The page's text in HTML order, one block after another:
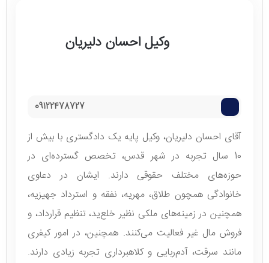
وکیل احسان دلیریان
09122478727
آقای احسان دلیریان، وکیل پایه یک دادگستری با بیش از
10 سال تجربه در شهر قدس، تخصص گسترده‌ای در
حوزه‌های مختلف حقوقی دارند. ایشان در دعاوی
خانوادگی همچون طلاق، مهریه، نفقه و استرداد جهیزیه،
همچنین در زمینه‌های ملکی نظیر خلع‌ید، تنظیم قرارداد، و
فروش مال غیر فعالیت می‌کنند. همچنین، در امور کیفری
مانند سرقت، آدم‌ربایی و کلاهبرداری تجربه زیادی دارند.